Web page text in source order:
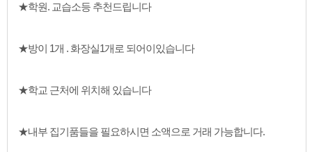
★학원. 교습소등 추천드립니다
★방이 1개 . 화장실1개로 되어이있습니다
★학교 근처에 위치해 있습니다
★내부 집기품들을 필요하시면 소액으로 거래 가능합니다.